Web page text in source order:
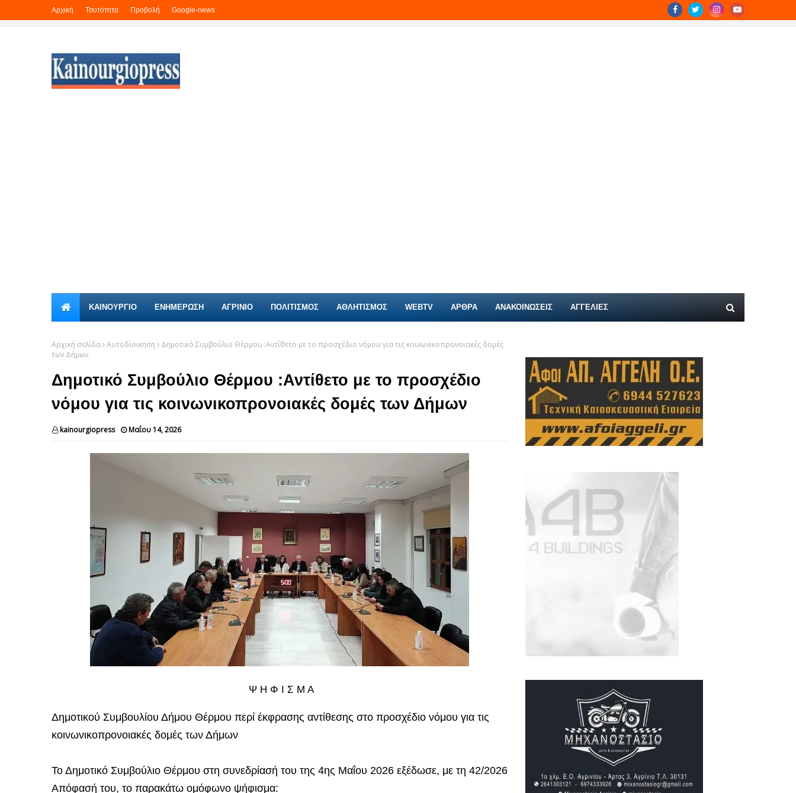
Αρχική Τσυτότητα Προβολή Google-news
ΚΑΙΝΟΎΡΓΙΟ ΕΝΗΜΕΡΩΣΗ ΑΓΡΙΝΙΟ ΠΟΛΙΤΙΣΜΟΣ ΑΘΛΗΤΙΣΜΟΣ WEBTV ΑΡΘΡΑ ΑΝΑΚΟΙΝΩΣΕΙΣ ΑΓΓΕΛΊΕΣ
Αρχική σελίδα Αυτοδίοικηση
Δημοτικό Συμβούλιο Θέρμου :Αντίθετο με το προσχέδιο νόμου για τις κοινωνικοπρονοιακές δομές
των Δήμων
Δημοτικό Συμβούλιο Θέρμου :Αντίθετο με το προσχέδιο
νόμου για τις κοινωνικοπρονοιακές δομές των Δήμων
kainourgiopress Μαΐου 14, 2026
Ψ Η Φ Ι Σ Μ Α
Δημοτικού Συμβουλίου Δήμου Θέρμου περί έκφρασης αντίθεσης στο προσχέδιο νόμου για τις
κοινωνικοπρονοιακές δομές των Δήμων
Το Δημοτικό Συμβούλιο Θέρμου στη συνεδρίασή του της 4ης Μαΐου 2026 εξέδωσε, με τη 42/2026
Απόφασή του, το παρακάτω ομόφωνο ψήφισμα: